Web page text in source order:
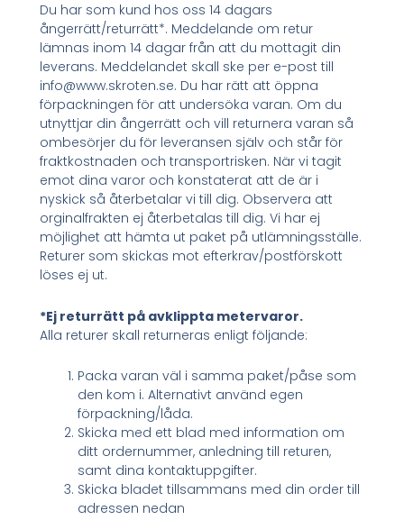
Du har som kund hos oss 14 dagars
ångerrätt/returrätt*. Meddelande om retur
lämnas inom 14 dagar från att du mottagit din
leverans. Meddelandet skall ske per e-post till
info@www.skroten.se. Du har rätt att öppna
förpackningen för att undersöka varan. Om du
utnyttjar din ångerrätt och vill returnera varan så
ombesörjer du för leveransen själv och står för
fraktkostnaden och transportrisken. När vi tagit
emot dina varor och konstaterat att de är i
nyskick så återbetalar vi till dig. Observera att
orginalfrakten ej återbetalas till dig. Vi har ej
möjlighet att hämta ut paket på utlämningsställe.
Returer som skickas mot efterkrav/postförskott
löses ej ut.
*Ej returrätt på avklippta metervaror.
Alla returer skall returneras enligt följande:
Packa varan väl i samma paket/påse som
den kom i. Alternativt använd egen
förpackning/låda.
Skicka med ett blad med information om
ditt ordernummer, anledning till returen,
samt dina kontaktuppgifter.
Skicka bladet tillsammans med din order till
adressen nedan